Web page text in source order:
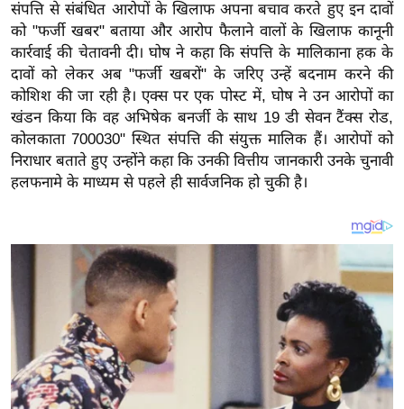
य
ब
ज
ट
खे
ल
क्रि
के
I
6
संपत्ति से संबंधित आरोपों के खिलाफ अपना बचाव करते हुए इन दावों
को "फर्जी खबर" बताया और आरोप फैलाने वालों के खिलाफ कानूनी
कार्रवाई की चेतावनी दी। घोष ने कहा कि संपत्ति के मालिकाना हक के
दावों को लेकर अब "फर्जी खबरों" के जरिए उन्हें बदनाम करने की
कोशिश की जा रही है। एक्स पर एक पोस्ट में, घोष ने उन आरोपों का
खंडन किया कि वह अभिषेक बनर्जी के साथ 19 डी सेवन टैंक्स रोड,
कोलकाता 700030" स्थित संपत्ति की संयुक्त मालिक हैं। आरोपों को
निराधार बताते हुए उन्होंने कहा कि उनकी वित्तीय जानकारी उनके चुनावी
हलफनामे के माध्यम से पहले ही सार्वजनिक हो चुकी है।